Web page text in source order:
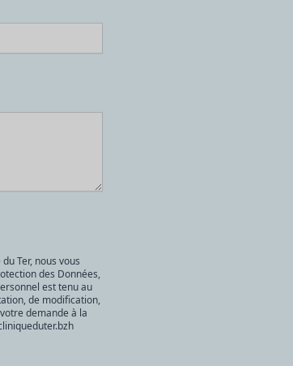
Ter, nous vous
des Données,
est tenu au
de modification,
demande à la